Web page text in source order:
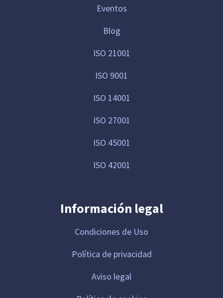
Eventos
Blog
ISO 21001
ISO 9001
ISO 14001
ISO 27001
ISO 45001
ISO 42001
Información legal
Condiciones de Uso
Política de privacidad
Aviso legal